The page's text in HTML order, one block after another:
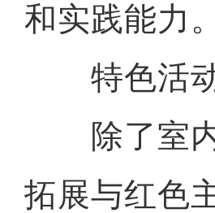
和实践能力。
特色活动
除了室内
拓展与红色